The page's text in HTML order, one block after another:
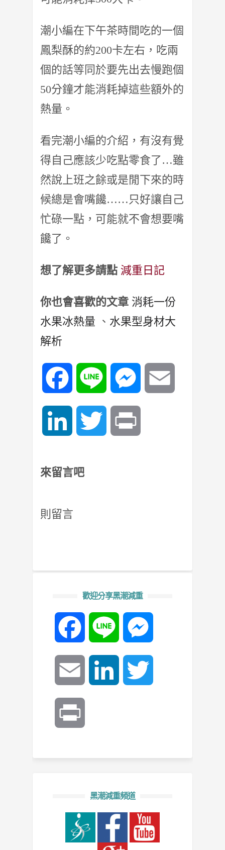
潮小編在下午茶時間吃的一個
鳳梨酥的約200卡左右，吃兩
個的話等同於要先出去慢跑個
50分鐘才能消耗掉這些額外的
熱量。
看完潮小編的介紹，有沒有覺
得自己應該少吃點零食了…雖
然說上班之餘或是閒下來的時
候總是會嘴饞……只好讓自己
忙碌一點，可能就不會想要嘴
饞了。
想了解更多請點 減重日記
你也會喜歡的文章 消耗一份
水果冰熱量 、 水果型身材大
解析
Facebook Line Messenger
LinkedIn Twitter
來留言吧
則留言
歡迎分享黑潮減重
Facebook Line
Email LinkedIn
黑潮減重頻道